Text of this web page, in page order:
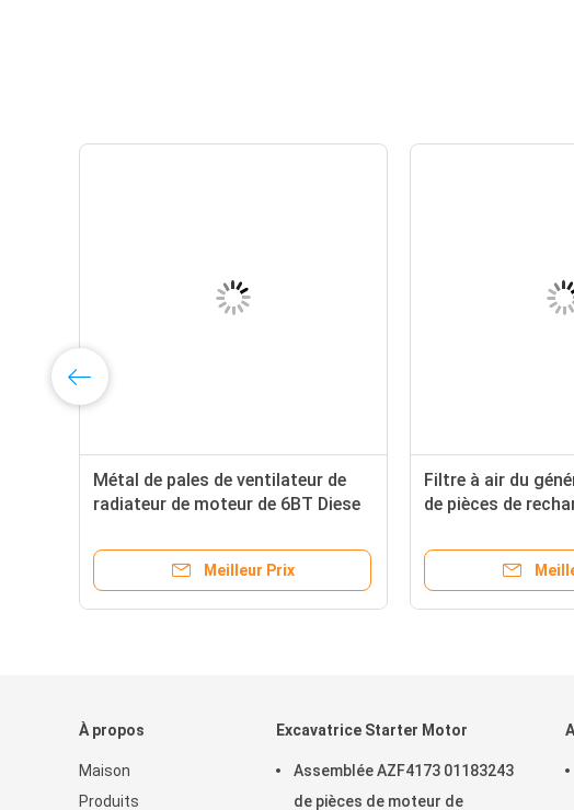
Métal de pales de ventilateur de
radiateur de moteur de 6BT Diese
Meilleur Prix
Filtre à air du
de pièces de
À propos
Maison
Produits
Excavatrice Starter Motor
Assemblée AZF4173 01183243
de pièces de moteur de